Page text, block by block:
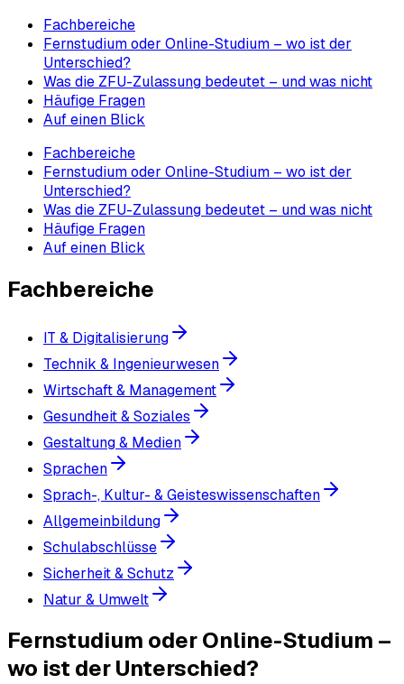
Fachbereiche
Fernstudium oder Online-Studium – wo ist der
Unterschied?
Was die ZFU-Zulassung bedeutet – und was nicht
Häufige Fragen
Auf einen Blick
Fachbereiche
Fernstudium oder Online-Studium – wo ist der
Unterschied?
Was die ZFU-Zulassung bedeutet – und was nicht
Häufige Fragen
Auf einen Blick
Fachbereiche
IT & Digitalisierung
Technik & Ingenieurwesen
Wirtschaft & Management
Gesundheit & Soziales
Gestaltung & Medien
Sprachen
Sprach-, Kultur- & Geisteswissenschaften
Allgemeinbildung
Schulabschlüsse
Sicherheit & Schutz
Natur & Umwelt
Fernstudium oder Online-Studium –
wo ist der Unterschied?